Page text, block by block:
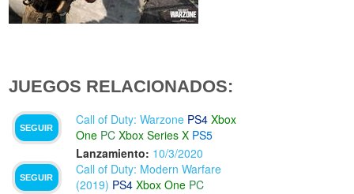
JUEGOS RELACIONADOS:
SEGUIR
Call of Duty: Warzone PS4 Xbox
One PC Xbox Series X PS5
Lanzamiento: 10/3/2020
SEGUIR
Call of Duty: Modern Warfare
(2019) PS4 Xbox One PC